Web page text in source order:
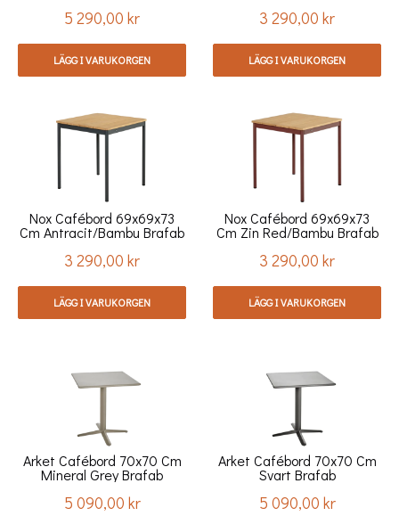
Pris
5 290,00 kr
LÄGG I VARUKORGEN
Pris
3 290,00 kr
LÄGG I VARUKORGEN
Nox Cafébord 69x69x73
Cm Antracit/bambu Brafab
Pris
3 290,00 kr
LÄGG I VARUKORGEN
Nox Cafébord 69x69x73
Cm Zin Red/bambu Brafab
Pris
3 290,00 kr
LÄGG I VARUKORGEN
Arket Cafébord 70x70 Cm
Mineral Grey Brafab
Pris
5 090,00 kr
Arket Cafébord 70x70 Cm
Svart Brafab
Pris
5 090,00 kr